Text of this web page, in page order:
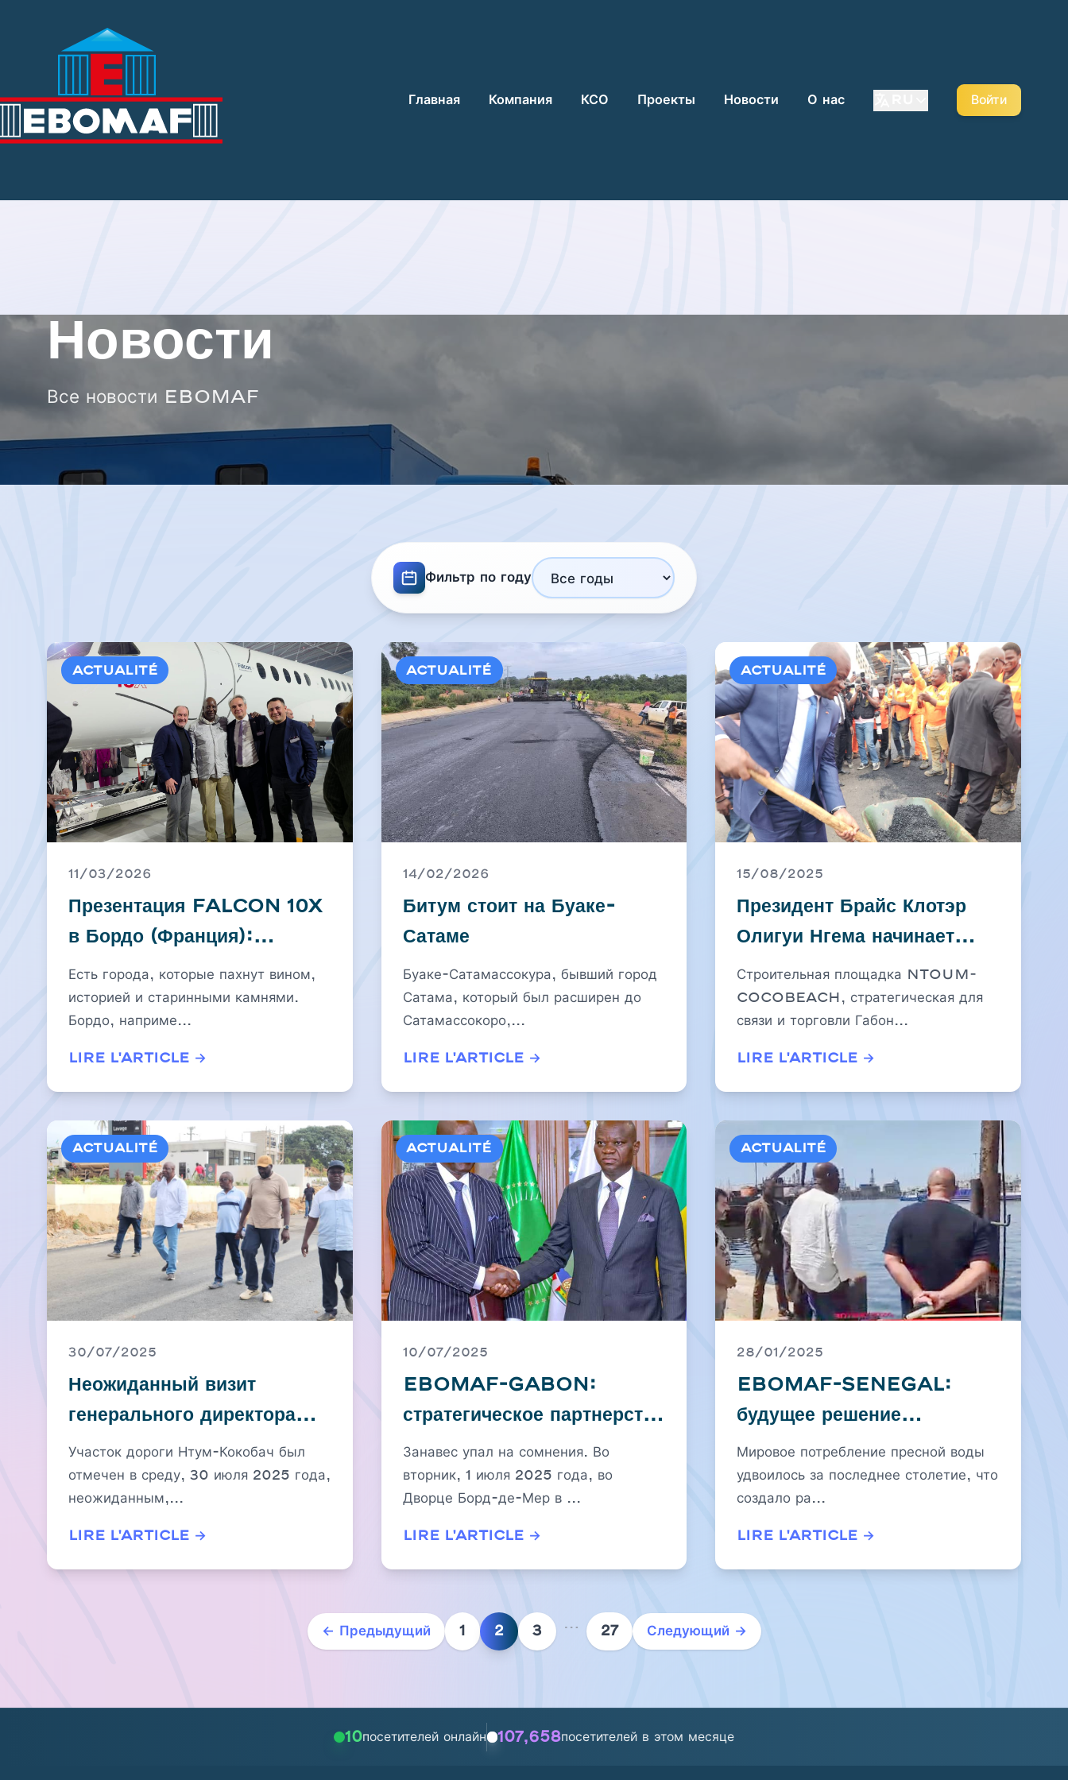
Главная Компания КСО Проекты Новости О нас Войти
Новости
Все новости EBOMAF
Фильтр по году
Actualité
11/03/2026
Презентация Falcon 10X
в Бордо (Франция):
Генеральный директор
EBOMAF Group
Махамаду Бонкунгу, в
центре дискретной встречи
деловой авиации
Есть города, которые пахнут вином,
историей и старинными камнями.
Бордо, наприме...
Lire l'article →
Actualité
14/02/2026
Битум стоит на Буаке-
Сатаме
Буаке-Сатамассокура, бывший город
Сатама, который был расширен до
Сатамассокоро,...
Lire l'article →
Actualité
15/08/2025
Президент Брайс Клотэр
Олигуи Нгема начинает
работу над Cocobeach-
Ntoum
Строительная площадка Ntoum-
Cocobeach, стратегическая для
связи и торговли Габон...
Lire l'article →
Actualité
30/07/2025
Неожиданный визит
генерального директора
группы EBOMAF в жизнь
Cocobeach-Ntoum
Участок дороги Нтум-Кокобач был
отмечен в среду, 30 июля 2025 года,
неожиданным,...
Lire l'article →
Actualité
10/07/2025
EBOMAF-GABON:
стратегическое партнерство
с целью разблокировать
Западное побережье
Занавес упал на сомнения. Во
вторник, 1 июля 2025 года, во
Дворце Борд-де-Мер в ...
Lire l'article →
Actualité
28/01/2025
EBOMAF-SENEGAL:
будущее решение
проблемы нехватки воды в
Африке
Мировое потребление пресной воды
удвоилось за последнее столетие, что
создало ра...
Lire l'article →
← Предыдущий 1 2 3 … 27 Следующий →
10посетителей онлайн 107,658посетителей в этом месяце